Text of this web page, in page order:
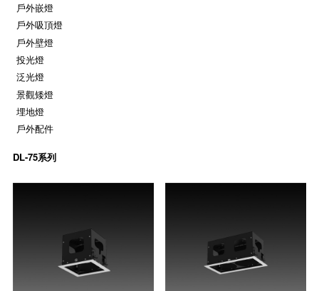
戶外嵌燈
戶外吸頂燈
戶外壁燈
投光燈
泛光燈
景觀矮燈
埋地燈
戶外配件
DL-75系列